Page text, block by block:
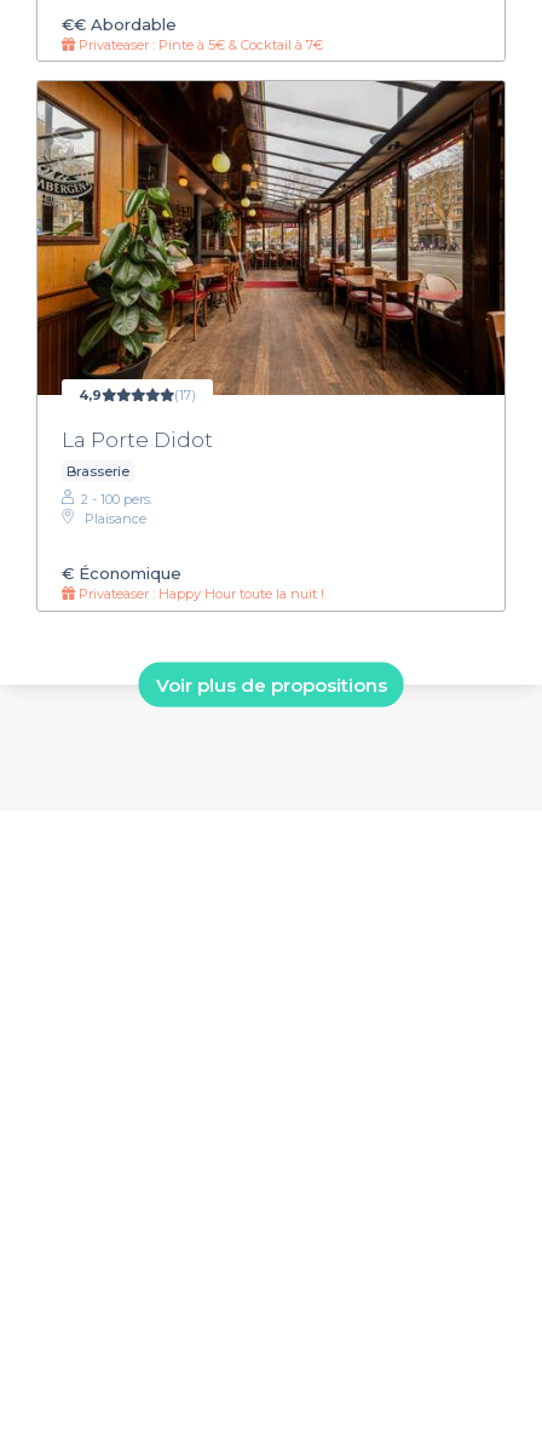
€€ Abordable
Privateaser : Pinte à 5€ & Cocktail à 7€
4,9 (17)
La Porte Didot
Brasserie
2 - 100 pers.
Plaisance
€ Économique
Privateaser : Happy Hour toute la nuit !
Voir plus de propositions